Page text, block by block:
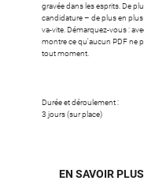
gravée dans les esprits. De
candidature – de plus en
va-vite. Démarquez-vous :
montre ce qu'aucun PDF ne
tout moment.
Durée et déroulement :
3 jours (sur place)
EN SAVOIR PLUS